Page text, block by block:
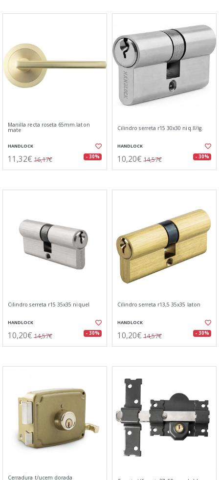
Manilla recta roseta 65mm.laton
mate
HANDLOCK
11,32€ 16,17€ - 30%
Cilindro serreta r15 30x30 niq.ll/ig.
HANDLOCK
10,20€ 14,57€ - 30%
Cilindro serreta r15 35x35 niquel
HANDLOCK
10,20€ 14,57€ - 30%
Cilindro serreta r13,5 35x35 laton
HANDLOCK
10,20€ 14,57€ - 30%
Cerradura t/ucem dorada